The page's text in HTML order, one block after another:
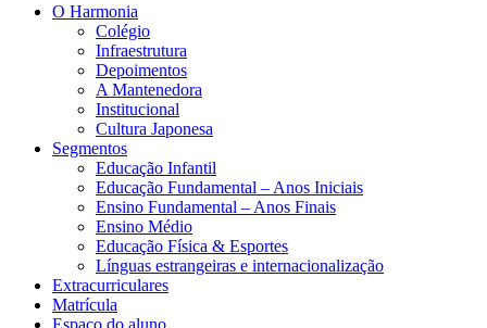
O Harmonia
Colégio
Infraestrutura
Depoimentos
A Mantenedora
Institucional
Cultura Japonesa
Segmentos
Educação Infantil
Educação Fundamental – Anos Iniciais
Ensino Fundamental – Anos Finais
Ensino Médio
Educação Física & Esportes
Línguas estrangeiras e internacionalização
Extracurriculares
Matrícula
Espaço do aluno